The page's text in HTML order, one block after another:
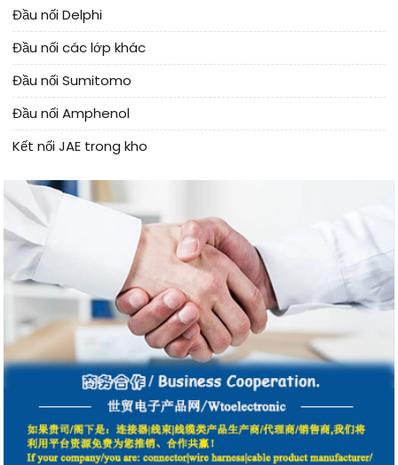
Đầu nối Delphi
Đầu nối các lớp khác
Đầu nối Sumitomo
Đầu nối Amphenol
Kết nối JAE trong kho